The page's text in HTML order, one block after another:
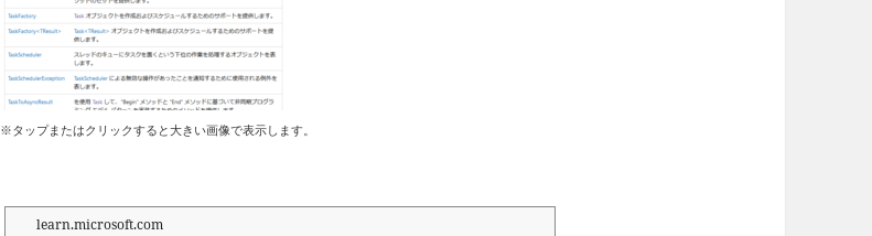
※タップまたはクリックすると大きい画像で表示します。
learn.microsoft.com